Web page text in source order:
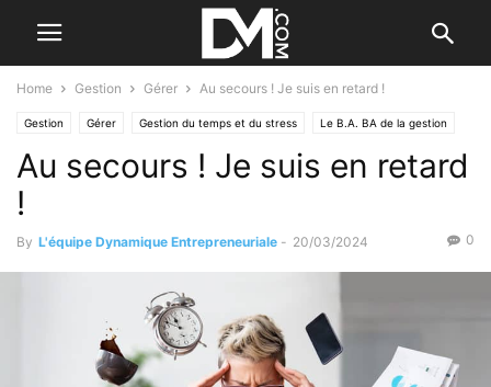
Home Gestion Gérer Au secours ! Je suis en retard !
Gestion Gérer Gestion du temps et du stress Le B.A. BA de la gestion
Au secours ! Je suis en retard
!
By L'équipe Dynamique Entrepreneuriale - 20/03/2024 0